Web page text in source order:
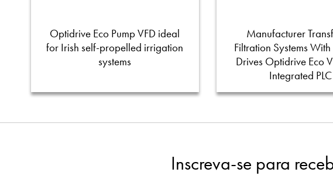
Optidrive Eco Pump VFD ideal
for Irish self-propelled irrigation
systems
Manufacturer
Filtration Systems
Drives Optidrive Eco
Integrated PLC
Inscreva-se para